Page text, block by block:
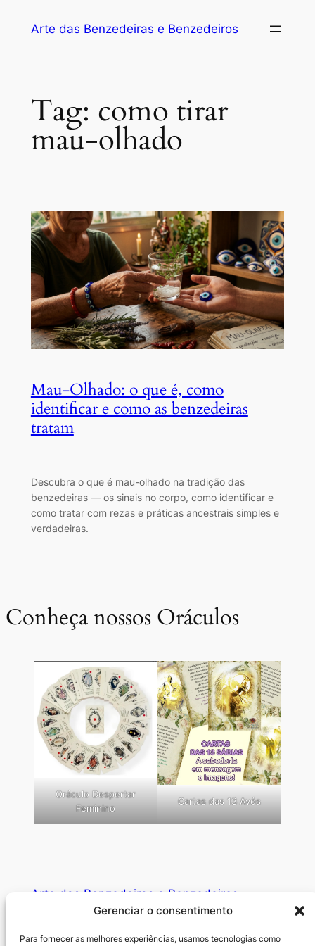
Gerenciar o consentimento
Para fornecer as melhores experiências, usamos tecnologias como
Arte das Benzedeiras e Benzedeiros
Tag: como tirar
mau-olhado
Mau-Olhado: o que é, como
identificar e como as benzedeiras
tratam
Descubra o que é mau-olhado na tradição das
benzedeiras — os sinais no corpo, como identificar e
como tratar com rezas e práticas ancestrais simples e
verdadeiras.
Conheça nossos Oráculos
Oráculo Despertar
Feminino
Cartas das 13 Avós
Arte das Benzedeiras e Benzedeiros
Resgatando o ofício da fé e a sabedoria ancestral das